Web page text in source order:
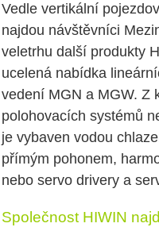
Vedle vertikální
najdou návštěvníci
veletrhu další produkty
ucelená nabídka
vedení MGN a MGW. Z
polohovacích systémů
je vybaven vodou
přímým pohonem,
nebo servo drivery a
Společnost HIWIN